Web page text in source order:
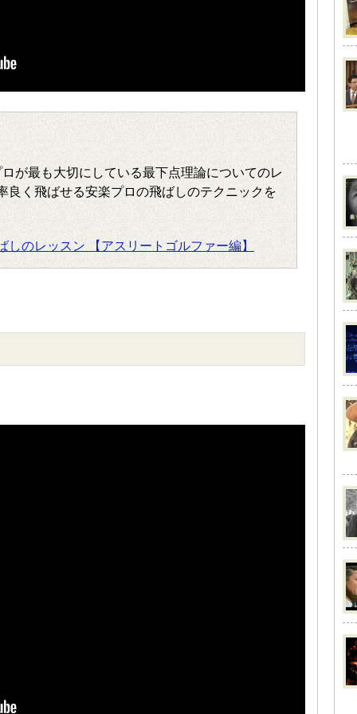
が最も大切にしている最下点理論についてのレ
良く飛ばせる安楽プロの飛ばしのテクニックを
しのレッスン 【アスリートゴルファー編】